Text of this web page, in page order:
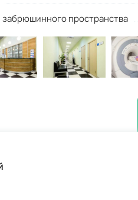
пространства